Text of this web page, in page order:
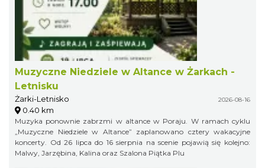
Muzyczne Niedziele w Altance w Żarkach -
Letnisku
Żarki-Letnisko 2026-08-16
0.40 km
Muzyka ponownie zabrzmi w altance w Poraju. W ramach cyklu
„Muzyczne Niedziele w Altance” zaplanowano cztery wakacyjne
koncerty. Od 26 lipca do 16 sierpnia na scenie pojawią się kolejno:
Malwy, Jarzębina, Kalina oraz Szalona Piątka Plu